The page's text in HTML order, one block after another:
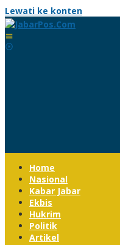
Lewati ke konten
Home
Nasional
Kabar Jabar
Ekbis
Hukrim
Politik
Artikel